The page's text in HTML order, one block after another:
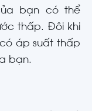
bạn có thể
thấp. Đôi khi
áp suất thấp
bạn.